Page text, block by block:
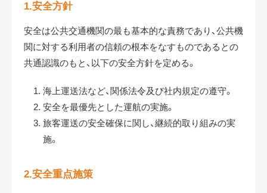
1.安全方針
安全は公共交通機関の最も基本的な責務であり、公共機
関に対する利用者の信頼の根本をなすものであるとの
共通認識のもと、以下の安全方針を定める。
海上運送法など、関係法令及び社内規定の遵守。
安全を最優先とした運航の実施。
旅客運送の安全確保に関し、継続的取り組みの実
施。
2.安全重点施策